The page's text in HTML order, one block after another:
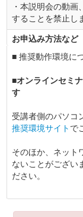
・本説明会の動
することを禁止し
お申込み方法など
■ 推奨動作環境に
■オンラインセミ
す
受講者側のパソコ
推奨環境サイト で
そのほか、ネット
ないことがござい
ださい。